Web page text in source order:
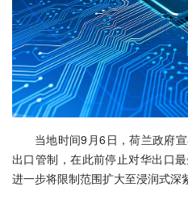
当地时间9月6日，荷兰政府
出口管制，在此前停止对华出口
进一步将限制范围扩大至浸润式深